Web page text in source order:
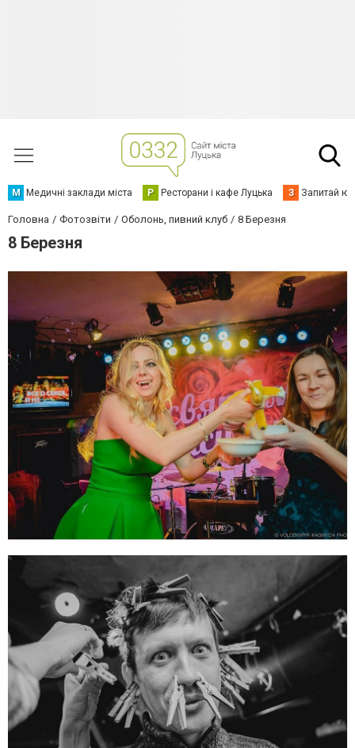
М Медичні заклади міста Р Ресторани і кафе Луцька З Запитай
Головна Фотозвіти Оболонь, пивний клуб 8 Березня
8 Березня